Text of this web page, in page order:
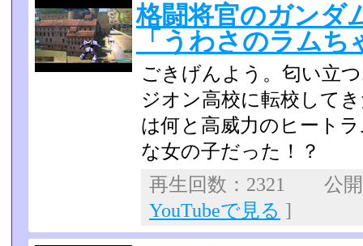
格闘将官のガンダ
「うわさのラム
ごきげんよう。匂い立
ジオン高校に転校して
は何と高威力のヒート
な女の子だった！？
再生回数：2321 公
YouTubeで見る ]